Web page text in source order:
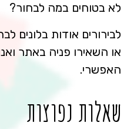
לא בטוחים במה לבחור?
לבירורים אודות בלונים
או השאירו פניה באתר
האפשרי.
שאלות נפוצות